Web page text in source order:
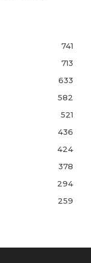
741
713
633
582
521
436
424
378
294
259